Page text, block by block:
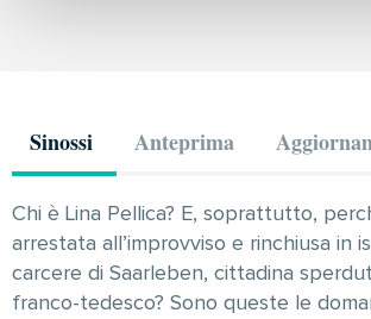
Sinossi Anteprima
Chi è Lina Pellica? E, soprattutto,
arrestata all’improvviso e rinchiusa in
carcere di Saarleben, cittadina
franco-tedesco? Sono queste le